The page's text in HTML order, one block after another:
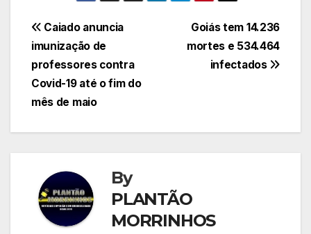
Navegação
de
Post
Goiás tem 14.236
mortes e 534.464
infectados
Caiado anuncia
imunização de
professores contra
Covid-19 até o fim do
mês de maio
By
PLANTÃO
MORRINHOS